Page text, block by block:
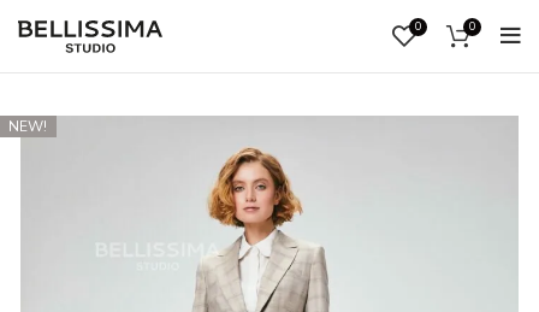
0 0
NEW!